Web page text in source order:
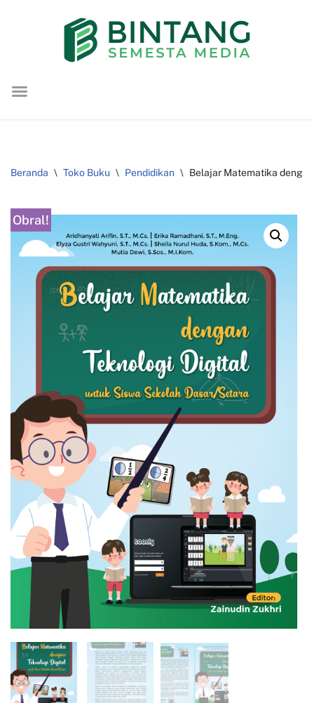
konten
Beranda \ Toko Buku \ Pendidikan \ Belajar Matematika
Obral!